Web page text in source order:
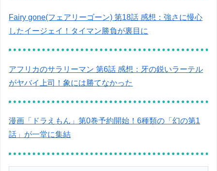
Fairy gone(フェアリーゴーン) 第18話 感想：強さに慢心
したイージェイ！タイマン勝負が裏目に
アフリカのサラリーマン 第6話 感想：牙の鋭いラーテル
がヤバイ上司！象には勝てなかった
漫画「ドラえもん」第0巻予約開始！6種類の「幻の第1
話」が一堂に集結